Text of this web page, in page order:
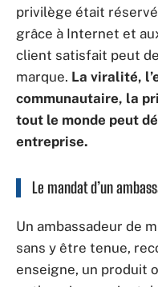
privilège était
grâce à Internet et
client satisfait peut
marque. La viralité,
communautaire, la
tout le monde peut
entreprise.
Le mandat d’un
Un ambassadeur de
sans y être tenue,
enseigne, un produit